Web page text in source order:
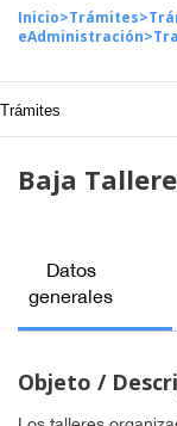
Inicio>Trámites>
eAdministración>
Baja
Datos
generales
Objeto /